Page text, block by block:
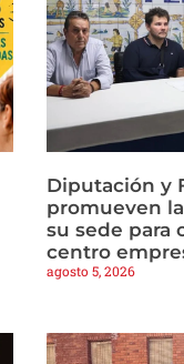
Diputación y
promueven
su sede para
centro
agosto 5, 2026